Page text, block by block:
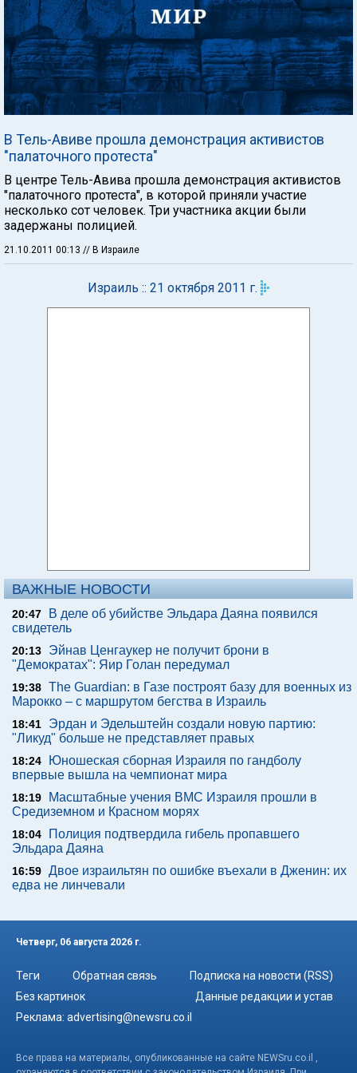
В Тель-Авиве прошла демонстрация активистов
"палаточного протеста"
В центре Тель-Авива прошла демонстрация активистов
"палаточного протеста", в которой приняли участие
несколько сот человек. Три участника акции были
задержаны полицией.
21.10.2011 00:13 // В Израиле
Израиль :: 21 октября 2011 г.
ВАЖНЫЕ НОВОСТИ
20:47
В деле об убийстве Эльдара Даяна появился
свидетель
20:13
Эйнав Ценгаукер не получит брони в
"Демократах": Яир Голан передумал
19:38 The Guardian: в Газе построят базу для военных из
Марокко – с маршрутом бегства в Израиль
18:41
Эрдан и Эдельштейн создали новую партию:
"Ликуд" больше не представляет правых
18:24
Юношеская сборная Израиля по гандболу
впервые вышла на чемпионат мира
18:19
Масштабные учения ВМС Израиля прошли в
Средиземном и Красном морях
18:04
Полиция подтвердила гибель пропавшего
Эльдара Даяна
16:59 Двое израильтян по ошибке въехали в Дженин: их
едва не линчевали
Четверг, 06 августа 2026 г.
Теги Обратная связь
Подписка на новости (RSS)
Без картинок
Данные редакции и устав
Реклама: advertising@newsru.co.il
Все права на материалы, опубликованные на сайте NEWSru.co.il ,